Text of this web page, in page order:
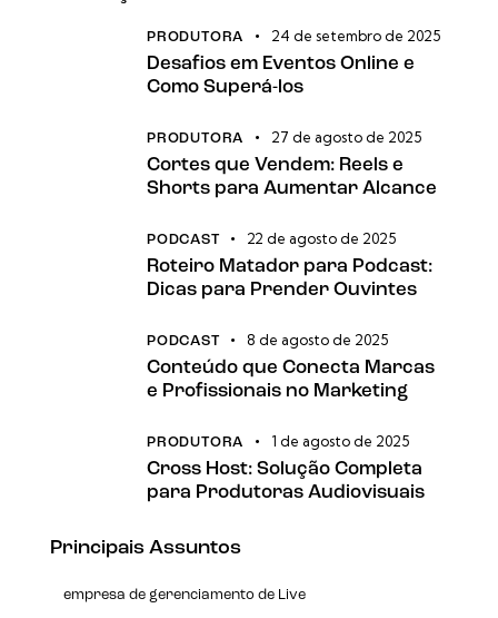
PRODUTORA 24 de setembro de 2025
Desafios em Eventos Online e
Como Superá-los
PRODUTORA 27 de agosto de 2025
Cortes que Vendem: Reels e
Shorts para Aumentar Alcance
PODCAST 22 de agosto de 2025
Roteiro Matador para Podcast:
Dicas para Prender Ouvintes
PODCAST 8 de agosto de 2025
Conteúdo que Conecta Marcas
e Profissionais no Marketing
PRODUTORA 1 de agosto de 2025
Cross Host: Solução Completa
para Produtoras Audiovisuais
Principais Assuntos
empresa de gerenciamento de Live